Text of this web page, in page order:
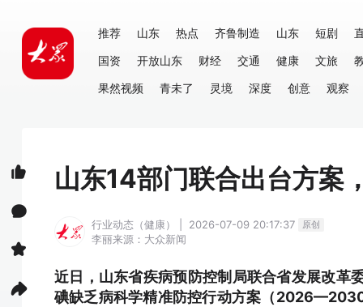
推荐 山东 热点 齐鲁制造 山东 短剧
国资
开放山东 财经 交通 健康 文旅
果然视频
青未了 灵境 深度 创意 观察
山东14部门联合出台方案
行业动态（健康） | 2026-07-09 20:17:37 原创
李丽来源：大众新闻
近日，山东省疾病预防控制局联合省发展改革
碘缺乏病科学精准防控行动方案（